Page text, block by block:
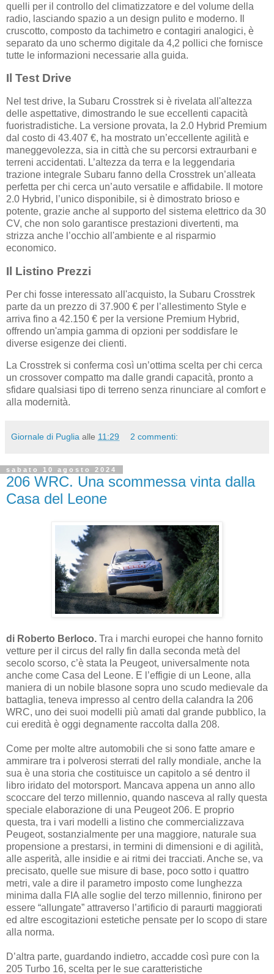
quelli per il controllo del climatizzatore e del volume della
radio, lasciando spazio a un design pulito e moderno. Il
cruscotto, composto da tachimetro e contagiri analogici, è
separato da uno schermo digitale da 4,2 pollici che fornisce
tutte le informazioni necessarie alla guida.
Il Test Drive
Nel test drive, la Subaru Crosstrek si è rivelata all'altezza
delle aspettative, dimostrando le sue eccellenti capacità
fuoristradistiche. La versione provata, la 2.0 Hybrid Premium
dal costo di 43.407 €, ha mostrato un’eccellente agilità e
maneggevolezza, sia in città che su percorsi extraurbani e
terreni accidentati. L’altezza da terra e la leggendaria
trazione integrale Subaru fanno della Crosstrek un’alleata
perfetta per chi cerca un’auto versatile e affidabile. Il motore
2.0 Hybrid, l’unico disponibile, si è dimostrato brioso e
potente, grazie anche al supporto del sistema elettrico da 30
CV, che non solo garantisce prestazioni divertenti, ma
strizza anche l’occhio all'ambiente e al risparmio
economico.
Il Listino Prezzi
Per chi fosse interessato all'acquisto, la Subaru Crosstrek
parte da un prezzo di 37.900 € per l’allestimento Style e
arriva fino a 42.150 € per la versione Premium Hybrid,
offrendo un'ampia gamma di opzioni per soddisfare le
diverse esigenze dei clienti.
La Crosstrek si conferma così un’ottima scelta per chi cerca
un crossover compatto ma dalle grandi capacità, pronto a
sfidare qualsiasi tipo di terreno senza rinunciare al comfort e
alla modernità.
Giornale di Puglia alle 11:29 2 commenti:
sabato 10 agosto 2024
206 WRC. Una scommessa vinta dalla
Casa del Leone
di Roberto Berloco. Tra i marchi europei che hanno fornito
vetture per il circus del rally fin dalla seconda metà del
secolo scorso, c’è stata la Peugeot, universalmente nota
anche come Casa del Leone. E l’effigie di un Leone, alla
maniera di un nobile blasone sopra uno scudo medievale da
battaglia, teneva impresso al centro della calandra la 206
WRC, uno dei suoi modelli più amati dal grande pubblico, la
cui eredità è oggi degnamente raccolta dalla 208.
Come per molte altre automobili che si sono fatte amare e
ammirare tra i polverosi sterrati del rally mondiale, anche la
sua è una storia che costituisce un capitolo a sé dentro il
libro iridato del motorsport. Mancava appena un anno allo
scoccare del terzo millennio, quando nasceva al rally questa
speciale elaborazione di una Peugeot 206. E proprio
questa, tra i vari modelli a listino che commercializzava
Peugeot, sostanzialmente per una maggiore, naturale sua
propensione a prestarsi, in termini di dimensioni e di agilità,
alle asperità, alle insidie e ai ritmi dei tracciati. Anche se, va
precisato, quelle sue misure di base, poco sotto i quattro
metri, vale a dire il parametro imposto come lunghezza
minima dalla FIA alle soglie del terzo millennio, finirono per
essere “allungate” attraverso l’artificio di paraurti maggiorati
ed altre escogitazioni estetiche pensate per lo scopo di stare
alla norma.
D’altra parte, guardando indietro, accadde così pure con la
205 Turbo 16, scelta per le sue caratteristiche